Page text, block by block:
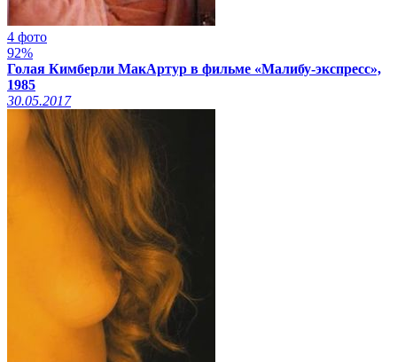
4 фото
92%
Голая Кимберли МакАртур в фильме «Малибу-экспресс»,
1985
30.05.2017